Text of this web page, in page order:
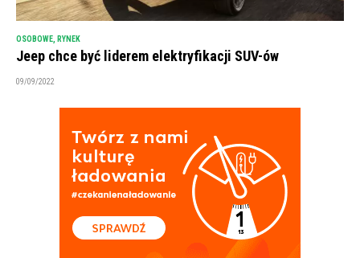
OSOBOWE RYNEK
Jeep chce być liderem elektryfikacji SUV-ów
09/09/2022